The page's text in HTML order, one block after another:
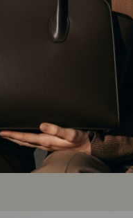
PARA HOMBRE
ZAPATOS DE